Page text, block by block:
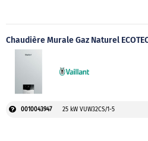
Chaudière Murale Gaz Naturel
0010043947 25 kW VUW32CS/1-5